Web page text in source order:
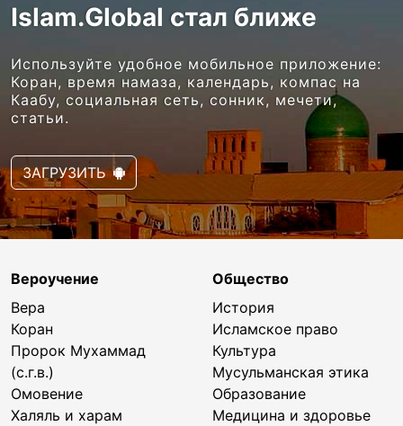
Islam.Global стал ближе
Используйте удобное мобильное приложение:
Коран, время намаза, календарь, компас на
Каабу, социальная сеть, сонник, мечети,
статьи.
ЗАГРУЗИТЬ
Вероучение
Вера
Коран
Пророк Мухаммад
(с.г.в.)
Омовение
Халяль и харам
Общество
История
Исламское право
Культура
Мусульманская этика
Образование
Медицина и здоровье